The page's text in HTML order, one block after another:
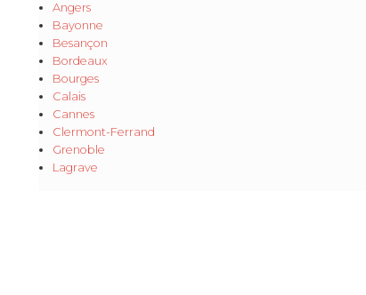
Angers
Bayonne
Besançon
Bordeaux
Bourges
Calais
Cannes
Clermont-Ferrand
Grenoble
Lagrave